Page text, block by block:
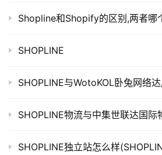
Shopline和Shopify的区别,两者哪
SHOPLINE
SHOPLINE与WotoKOL卧兔网络
SHOPLINE物流与中集世联达国际
SHOPLINE独立站怎么样